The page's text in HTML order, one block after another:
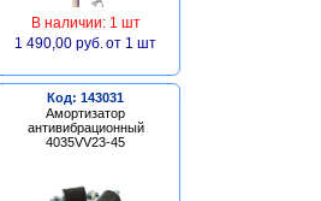
В наличии: 1 шт
1 490,00 руб. от 1 шт
Код: 143031
Амортизатор
антивибрационный
4035VV23-45